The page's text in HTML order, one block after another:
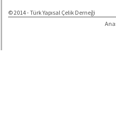
© 2014 - Türk Yapısal Çelik Derneği